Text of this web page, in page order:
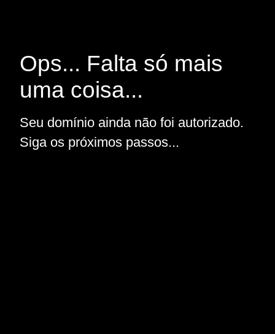
Ops... Falta só mais
uma coisa...
Seu domínio ainda não foi autorizado.
Siga os próximos passos...